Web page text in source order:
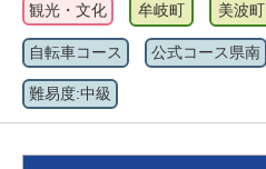
観光・文化 牟岐町 美波町
自転車コース 公式コース県南
難易度:中級